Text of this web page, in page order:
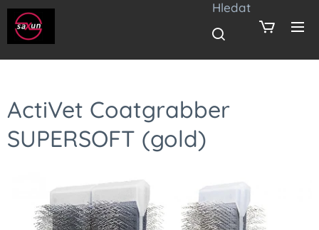
Hledat
ActiVet Coatgrabber
SUPERSOFT (gold)